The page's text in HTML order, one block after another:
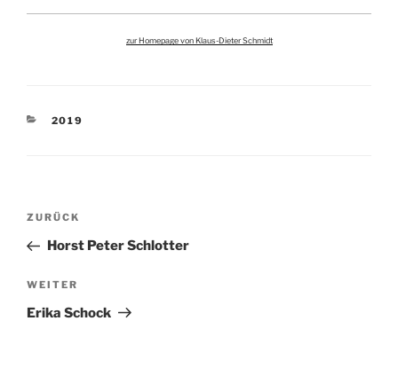
zur Homepage von Klaus-Dieter Schmidt
KATEGORIEN
2019
Beitragsnavigation
Vorheriger
Beitrag
ZURÜCK
Horst Peter Schlotter
Nächster
Beitrag
WEITER
Erika Schock